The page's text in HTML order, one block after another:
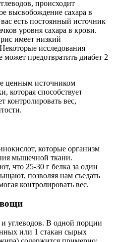
происходит
высвобождение сахара в
есть постоянный источник
уровня сахара в крови.
имеет низкий
исследования
предотвратить диабет 2
ценным источником
которая способствует
контролировать вес,
которые организм
мышечной ткани.
что 25-30 г белка за один
позволяя нам съедать
контролировать вес.
углеводов. В одной порции
или 1 стакан сырых